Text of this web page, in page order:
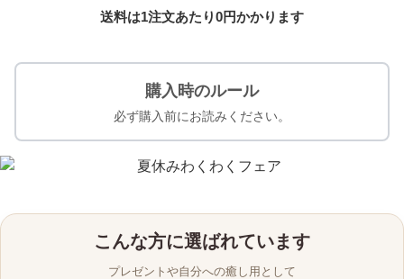
送料は1注文あたり0円かかります
購入時のルール
必ず購入前にお読みください。
こんな方に選ばれています
プレゼントや自分への癒し用として